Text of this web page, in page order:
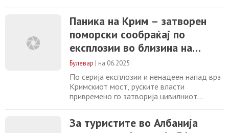
Албанија ставени во функција 36 летни
здравствени амбуланти Шпанија ја откажа
набавката на противтенковски ракети
произведени од израелска компанија
Привремено
Паника на Крим – затворен
поморски сообраќај по
експлозии во близина на
Севастопол
Булевар | на 06.2025
По серија експлозии и ненадеен напад врз
Кримскиот мост, руските власти
привремено го затворија цивилниот
полуостровот. Иако официјална
За туристите во Албанија